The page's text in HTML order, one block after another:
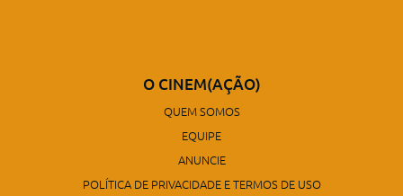
O CINEM(AÇÃO)
QUEM SOMOS
EQUIPE
ANUNCIE
POLÍTICA DE PRIVACIDADE E TERMOS DE USO